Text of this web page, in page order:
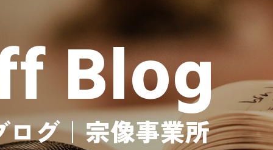
Blog
ログ｜宗像事業所